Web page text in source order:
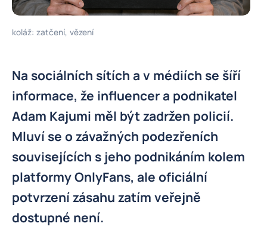
koláž: zatčení, vězení
Na sociálních sítích a v médiích se šíří
informace, že influencer a podnikatel
Adam Kajumi měl být zadržen policií.
Mluví se o závažných podezřeních
souvisejících s jeho podnikáním kolem
platformy OnlyFans, ale oficiální
potvrzení zásahu zatím veřejně
dostupné není.